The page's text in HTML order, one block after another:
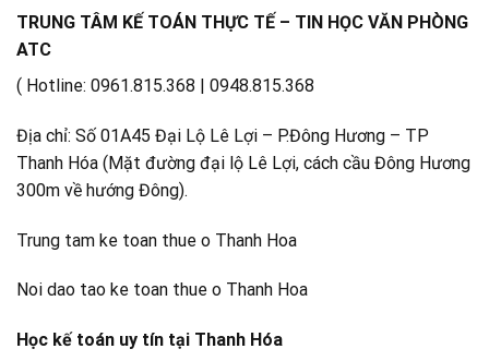
TRUNG TÂM KẾ TOÁN THỰC TẾ – TIN HỌC VĂN PHÒNG
ATC
( Hotline: 0961.815.368 | 0948.815.368
Địa chỉ: Số 01A45 Đại Lộ Lê Lợi – P.Đông Hương – TP
Thanh Hóa (Mặt đường đại lộ Lê Lợi, cách cầu Đông Hương
300m về hướng Đông).
Trung tam ke toan thue o Thanh Hoa
Noi dao tao ke toan thue o Thanh Hoa
Học kế toán uy tín tại Thanh Hóa